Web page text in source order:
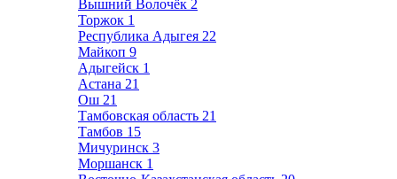
Вышний Волочёк 2
Торжок 1
Республика Адыгея 22
Майкоп 9
Адыгейск 1
Астана 21
Ош 21
Тамбовская область 21
Тамбов 15
Мичуринск 3
Моршанск 1